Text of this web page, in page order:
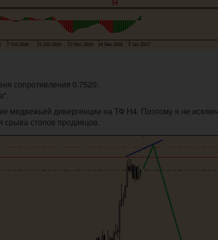
сопротивления 0.7520;
медвежьей дивергенции на ТФ Н4. Поэтому я не
стопов продавцов.